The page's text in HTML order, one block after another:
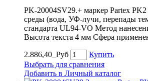
PK-20004SV29.+ маркер Partex
среды (вода, УФ-лучи, перепады
стандарта UL94-VO Метод
Высота текста 4 мм Сфера
2.886,40_Руб
Купить
Выбрать для сравнения
Добавить в Личный каталог